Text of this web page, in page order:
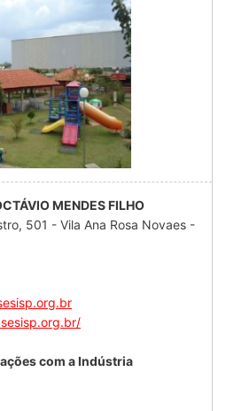
MENDES FILHO
501 - Vila Ana Rosa Novaes -
com a Indústria